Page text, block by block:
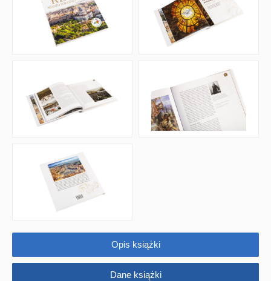
WYPRZEDAŻ
RELIGIJNE
DLA DZIECI
Opis książki
Dane książki